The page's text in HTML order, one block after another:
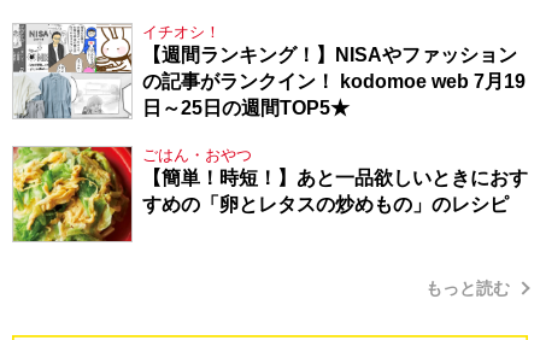
イチオシ！
【週間ランキング！】NISAやファッション
の記事がランクイン！ kodomoe web 7月19
日～25日の週間TOP5★
ごはん・おやつ
【簡単！時短！】あと一品欲しいときにおす
すめの「卵とレタスの炒めもの」のレシピ
もっと読む